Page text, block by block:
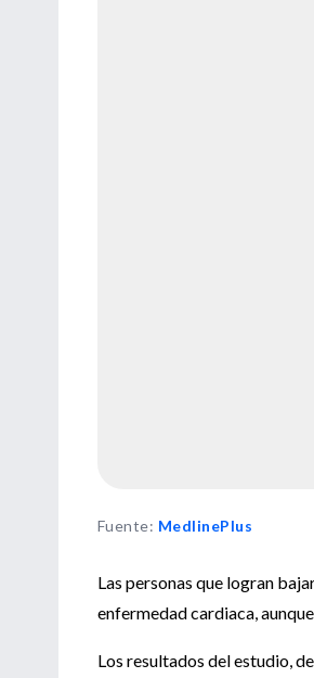
Fuente: MedlinePlus
Las personas que logran
enfermedad cardiaca,
Los resultados del estudio,